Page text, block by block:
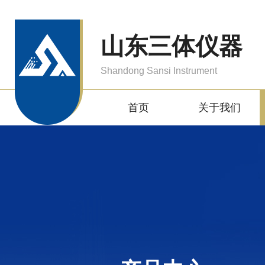
山东三体仪器
Shandong Sansi Instrument
首页 关于我们